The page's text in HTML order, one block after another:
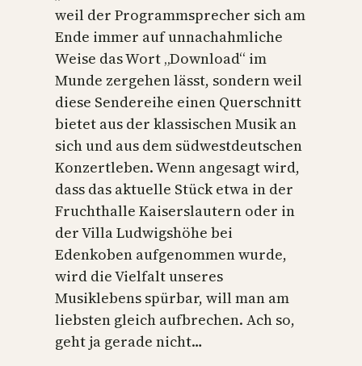
weil der Programmsprecher sich am
Ende immer auf unnachahmliche
Weise das Wort „Download“ im
Munde zergehen lässt, sondern weil
diese Sendereihe einen Querschnitt
bietet aus der klassischen Musik an
sich und aus dem südwestdeutschen
Konzertleben. Wenn angesagt wird,
dass das aktuelle Stück etwa in der
Fruchthalle Kaiserslautern oder in
der Villa Ludwigshöhe bei
Edenkoben aufgenommen wurde,
wird die Vielfalt unseres
Musiklebens spürbar, will man am
liebsten gleich aufbrechen. Ach so,
geht ja gerade nicht…